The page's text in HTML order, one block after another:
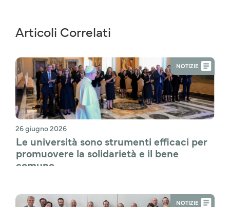
Articoli Correlati
NOTIZIE
26 giugno 2026
Le università sono strumenti efficaci per
promuovere la solidarietà e il bene
comune
NOTIZIE